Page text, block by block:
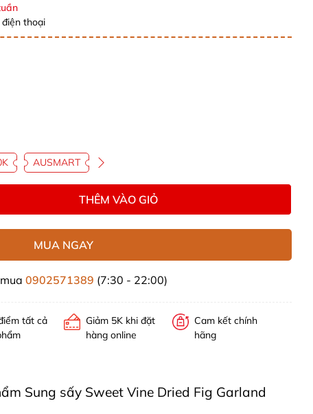
thoại
AUSMART
THÊM VÀO GIỎ
MUA NGAY
0902571389 (7:30 - 22:00)
tất cả
Giảm 5K khi đặt
hàng online
Cam kết chính
hãng
Sung sấy Sweet Vine Dried Fig Garland